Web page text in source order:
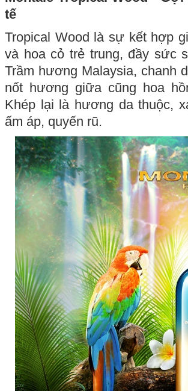
tế
Tropical Wood là sự kết hợp
và hoa cỏ trẻ trung, đầy sức
Trầm hương Malaysia, chanh
nốt hương giữa cũng hoa
Khép lại là hương da thuộc,
ấm áp, quyến rũ.